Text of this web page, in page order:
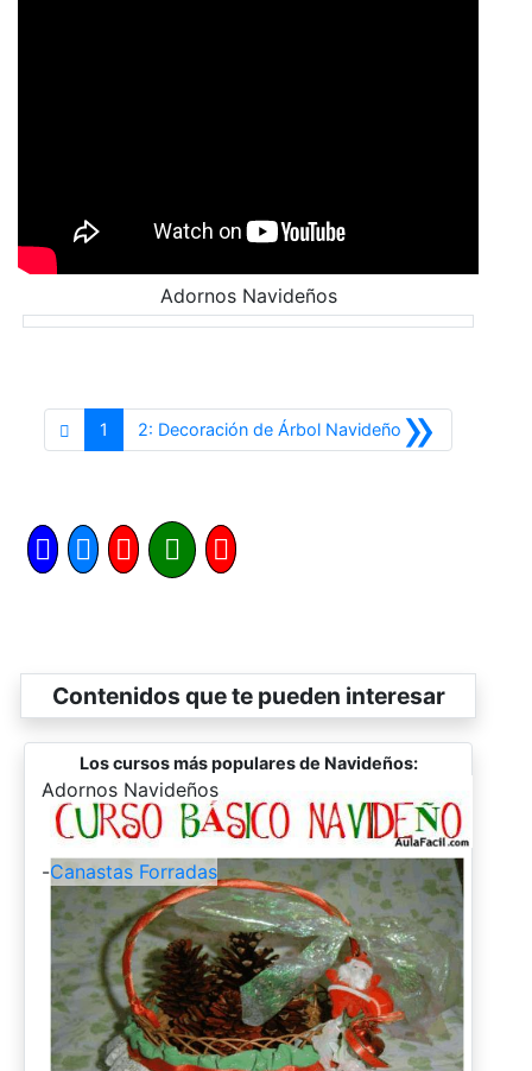
Adornos Navideños
1 »
2: Decoración de Árbol Navideño Siguiente
Contenidos que te pueden interesar
Los cursos más populares de Navideños:
-
Adornos Navideños
-Canastas Forradas